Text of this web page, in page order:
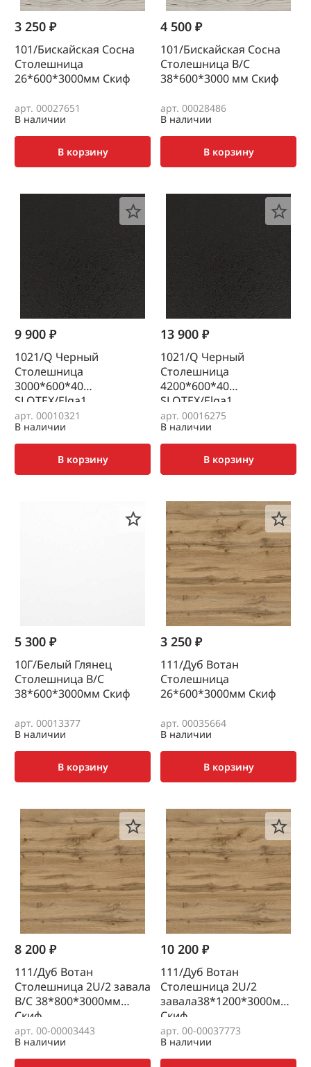
3 250 ₽
101/Бискайская Сосна
Столешница
26*600*3000мм Скиф
арт. 00027651
В наличии
В корзину
4 500 ₽
101/Бискайская Сосна
Столешница В/С
38*600*3000 мм Скиф
арт. 00028486
В наличии
В корзину
9 900 ₽
1021/Q Черный
Столешница
3000*600*40
SLOTEX/Elga1
арт. 00010321
В наличии
В корзину
13 900 ₽
1021/Q Черный
Столешница
4200*600*40
SLOTEX/Elga1
арт. 00016275
В наличии
В корзину
5 300 ₽
10Г/Белый Глянец
Столешница В/С
38*600*3000мм Скиф
арт. 00013377
В наличии
В корзину
3 250 ₽
111/Дуб Вотан
Столешница
26*600*3000мм Скиф
арт. 00035664
В наличии
В корзину
8 200 ₽
111/Дуб Вотан
Столешница 2U/2 завала
В/С 38*800*3000мм
Скиф
арт. 00-00003443
В наличии
10 200 ₽
111/Дуб Вотан
Столешница 2U/2
завала38*1200*3000мм
Скиф
арт. 00-00037773
В наличии